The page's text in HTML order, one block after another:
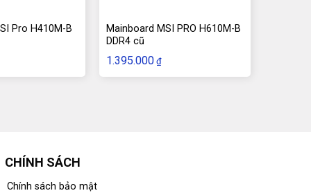
Pro H410M-B
Mainboard MSI PRO H610M-B
DDR4 cũ
1.395.000 ₫
CHÍNH SÁCH
Chính sách bảo mật